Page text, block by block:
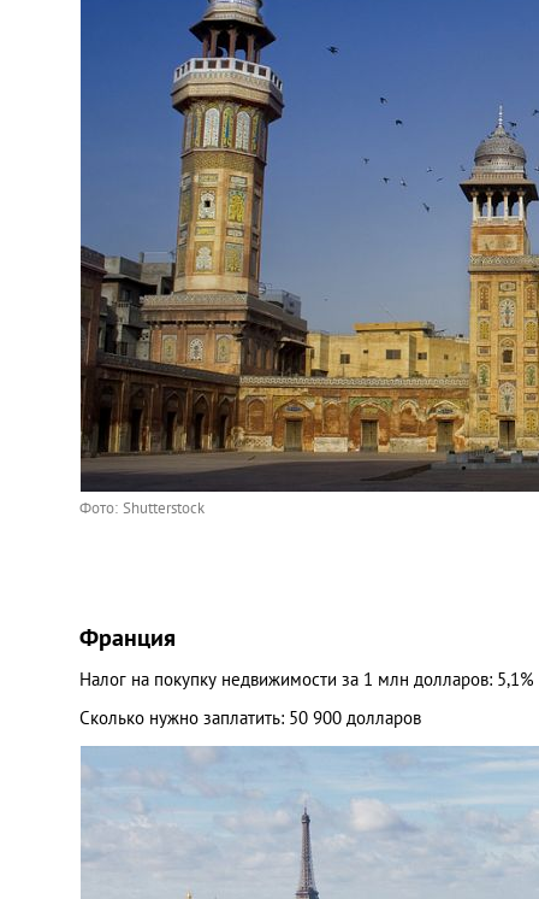
Фото: Shutterstock
Франция
Налог на покупку недвижимости за 1 млн долларов: 5,1%
Сколько нужно заплатить: 50 900 долларов